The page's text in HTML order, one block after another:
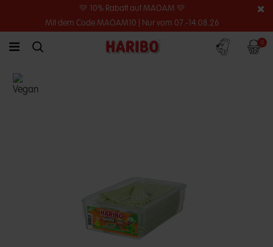
💛 10% Rabatt auf MAOAM 💛
Mit dem Code MAOAM10 | Nur vom 07.-14.08.26
link.header.menu.label
simplesearch.search.label
Konto 0